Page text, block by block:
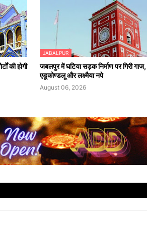
की होगी
JABALPUR
जबलपुर में घटिया सड़क निर्माण पर गिरी गाज,
एडूकोण्डलू और लक्ष्मैया नपे
August 06, 2026